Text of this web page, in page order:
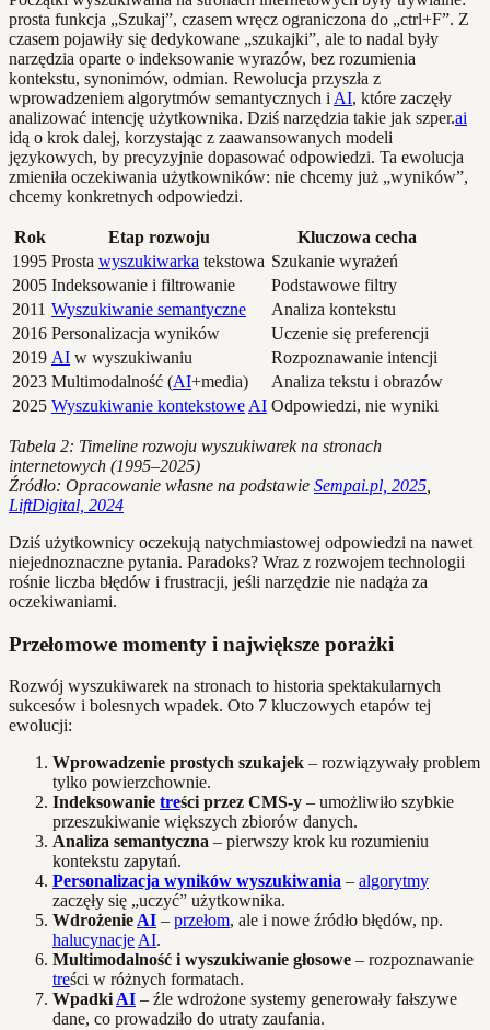
prosta funkcja „Szukaj”, czasem wręcz ograniczona do „ctrl+F”. Z
czasem pojawiły się dedykowane „szukajki”, ale to nadal były
narzędzia oparte o indeksowanie wyrazów, bez rozumienia
kontekstu, synonimów, odmian. Rewolucja przyszła z
wprowadzeniem algorytmów semantycznych i AI, które zaczęły
analizować intencję użytkownika. Dziś narzędzia takie jak szper.ai
idą o krok dalej, korzystając z zaawansowanych modeli
językowych, by precyzyjnie dopasować odpowiedzi. Ta ewolucja
zmieniła oczekiwania użytkowników: nie chcemy już „wyników”,
chcemy konkretnych odpowiedzi.
Rok Etap rozwoju
Kluczowa cecha
1995 Prosta wyszukiwarka tekstowa Szukanie wyrażeń
2005 Indeksowanie i filtrowanie
Podstawowe filtry
2011 Wyszukiwanie semantyczne
Analiza kontekstu
2016 Personalizacja wyników
Uczenie się preferencji
2019 AI w wyszukiwaniu
Rozpoznawanie intencji
2023 Multimodalność (AI+media)
Analiza tekstu i obrazów
2025 Wyszukiwanie kontekstowe AI Odpowiedzi, nie wyniki
Tabela 2: Timeline rozwoju wyszukiwarek na stronach
internetowych (1995–2025)
Źródło: Opracowanie własne na podstawie Sempai.pl, 2025
LiftDigital, 2024
Dziś użytkownicy oczekują natychmiastowej odpowiedzi na nawet
niejednoznaczne pytania. Paradoks? Wraz z rozwojem technologii
rośnie liczba błędów i frustracji, jeśli narzędzie nie nadąża za
oczekiwaniami.
Przełomowe momenty i największe porażki
Rozwój wyszukiwarek na stronach to historia spektakularnych
sukcesów i bolesnych wpadek. Oto 7 kluczowych etapów tej
ewolucji:
Wprowadzenie prostych szukajek – rozwiązywały problem
tylko powierzchownie.
Indeksowanie treści przez CMS-y – umożliwiło szybkie
przeszukiwanie większych zbiorów danych.
Analiza semantyczna – pierwszy krok ku rozumieniu
kontekstu zapytań.
Personalizacja wyników wyszukiwania – algorytmy
zaczęły się „uczyć” użytkownika.
Wdrożenie AI – przełom, ale i nowe źródło błędów, np.
halucynacje AI.
Multimodalność i wyszukiwanie głosowe – rozpoznawanie
treści w różnych formatach.
Wpadki AI – źle wdrożone systemy generowały fałszywe
dane, co prowadziło do utraty zaufania.